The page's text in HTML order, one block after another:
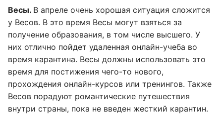
Весы. В апреле очень хорошая ситуация сложится
у Весов. В это время Весы могут взяться за
получение образования, в том числе высшего. У
них отлично пойдет удаленная онлайн-учеба во
время карантина. Весы должны использовать это
время для постижения чего-то нового,
прохождения онлайн-курсов или тренингов. Также
Весов порадуют романтические путешествия
внутри страны, пока не введен жесткий карантин.